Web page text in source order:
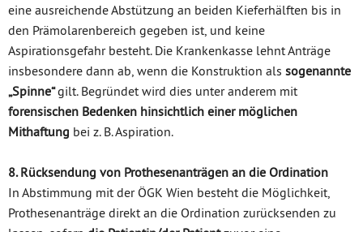
eine ausreichende Abstützung an beiden Kieferhälften bis in
den Prämolarenbereich gegeben ist, und keine
Aspirationsgefahr besteht. Die Krankenkasse lehnt Anträge
insbesondere dann ab, wenn die Konstruktion als sogenannte
„Spinne“gilt. Begründet wird dies unter anderem mit
forensischen Bedenken hinsichtlich einer möglichen
Mithaftung bei z. B. Aspiration.
8. Rücksendung von Prothesenanträgen an die Ordination
In Abstimmung mit der ÖGK Wien besteht die Möglichkeit,
Prothesenanträge direkt an die Ordination zurücksenden zu